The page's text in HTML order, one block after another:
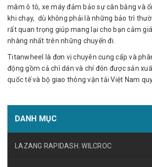
mâm ô tô, xe máy đảm bảo sự cân bằng và
khi chạy, dù không phải là những bảo trì
rất quan trọng giúp mang lại cho bạn cảm
nhàng nhất trên những chuyến đi.
Titanwheel là đơn vị chuyên cung cấp và
động gồm cả chì dán và chí đón được sản
quốc tế và bộ giao thông vận tải Việt Nam
DANH MỤC
LAZANG RAPIDASH. WILCROC